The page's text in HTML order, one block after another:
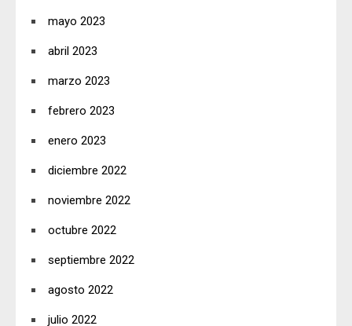
mayo 2023
abril 2023
marzo 2023
febrero 2023
enero 2023
diciembre 2022
noviembre 2022
octubre 2022
septiembre 2022
agosto 2022
julio 2022